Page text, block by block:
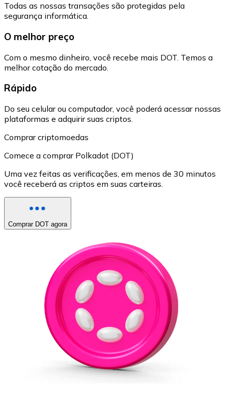
Todas as nossas transações são protegidas pela
segurança informática.
O melhor preço
Com o mesmo dinheiro, você recebe mais DOT. Temos a
melhor cotação do mercado.
Rápido
Do seu celular ou computador, você poderá acessar nossas
plataformas e adquirir suas criptos.
Comprar criptomoedas
Comece a comprar Polkadot (DOT)
Uma vez feitas as verificações, em menos de 30 minutos
você receberá as criptos em suas carteiras.
Comprar DOT agora